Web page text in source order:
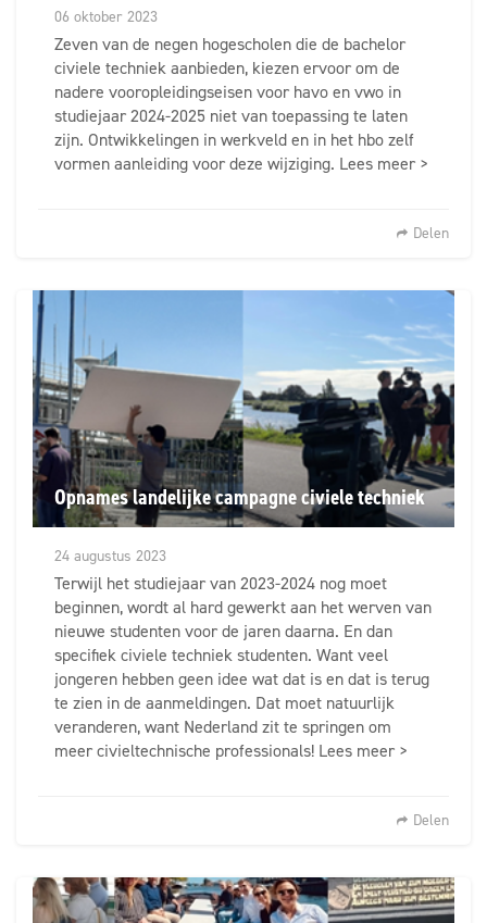
06 oktober 2023
Zeven van de negen hogescholen die de bachelor
civiele techniek aanbieden, kiezen ervoor om de
nadere vooropleidingseisen voor havo en vwo in
studiejaar 2024-2025 niet van toepassing te laten
zijn. Ontwikkelingen in werkveld en in het hbo zelf
vormen aanleiding voor deze wijziging. Lees meer >
Delen
Opnames landelijke campagne civiele techniek
24 augustus 2023
Terwijl het studiejaar van 2023-2024 nog moet
beginnen, wordt al hard gewerkt aan het werven van
nieuwe studenten voor de jaren daarna. En dan
specifiek civiele techniek studenten. Want veel
jongeren hebben geen idee wat dat is en dat is terug
te zien in de aanmeldingen. Dat moet natuurlijk
veranderen, want Nederland zit te springen om
meer civieltechnische professionals! Lees meer >
Delen